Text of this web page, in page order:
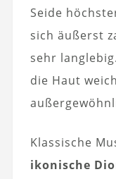
Seide
sich äußerst
sehr
die Haut
Klassische
ikonische